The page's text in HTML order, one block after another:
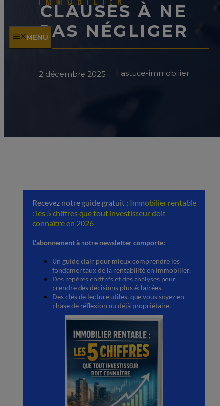
MENU
CLAUSES À NE
PAS NÉGLIGER
2 décembre 2025 astuce-immobilier